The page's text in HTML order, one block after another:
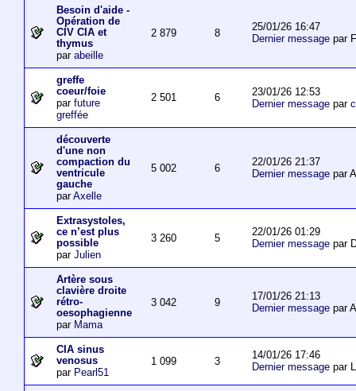
Besoin d'aide -
Opération de
CIV CIA et
thymus
par abeille
2 879 8
25/01/26 16:47
Dernier messagepar
greffe
coeur/foie
par future
greffée
2 501 6
23/01/26 12:53
Dernier messagepar
découverte
d'une non
compaction du
ventricule
gauche
parAxelle
5 002 6
22/01/26 21:37
Dernier messagepar
Extrasystoles,
ce n’est plus
possible
par Julien
3 260 5
22/01/26 01:29
Dernier messagepar
Artère sous
clavière droite
rétro-
oesophagienne
par Mama
3 042 9
17/01/26 21:13
Dernier messagepar
CIA sinus
venosus
par Pearl51
1 099 3
14/01/26 17:46
Dernier messagepar